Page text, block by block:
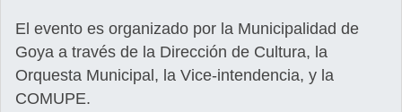
El evento es organizado por la Municipalidad de
Goya a través de la Dirección de Cultura, la
Orquesta Municipal, la Vice-intendencia, y la
COMUPE.